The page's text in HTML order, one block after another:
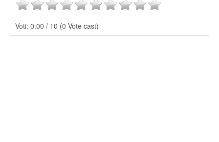
Voti: 0.00 / 10 (0 Vote cast)